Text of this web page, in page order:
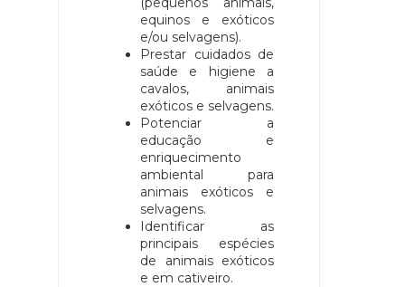
equinos e exóticos
e/ou selvagens).
Prestar cuidados de
saúde e higiene a
cavalos, animais
exóticos e selvagens.
Potenciar a
educação e
enriquecimento
ambiental para
animais exóticos e
selvagens.
Identificar as
principais espécies
de animais exóticos
e em cativeiro.